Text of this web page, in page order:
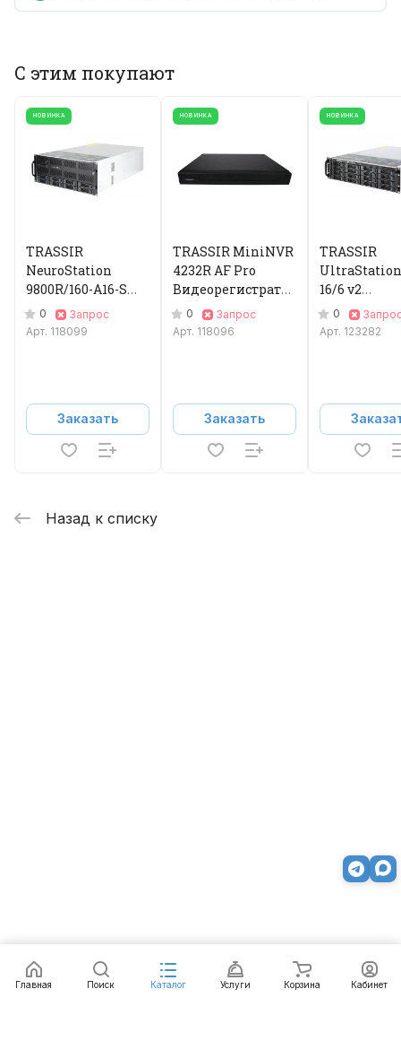
Заказать
С этим покупают
НОВИНКА
TRASSIR
NeuroStation
9800R/160-A16-S
Видеорегистратор
IP
0
Запрос
Арт. 118099
Заказать
НОВИНКА
TRASSIR MiniNVR
4232R AF Pro
Видеорегистратор
IP 0
Запрос
Арт. 118096
Заказать
НОВИНКА
TRASSIR
UltraStation
16/6 v2
IP
0
Арт. 123282
Назад к списку
Главная Поиск Каталог Услуги Корзина Кабинет